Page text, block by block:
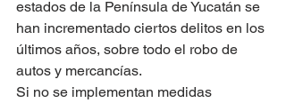
estados de la Península de Yucatán se
han incrementado ciertos delitos en los
últimos años, sobre todo el robo de
autos y mercancías.
Si no se implementan medidas